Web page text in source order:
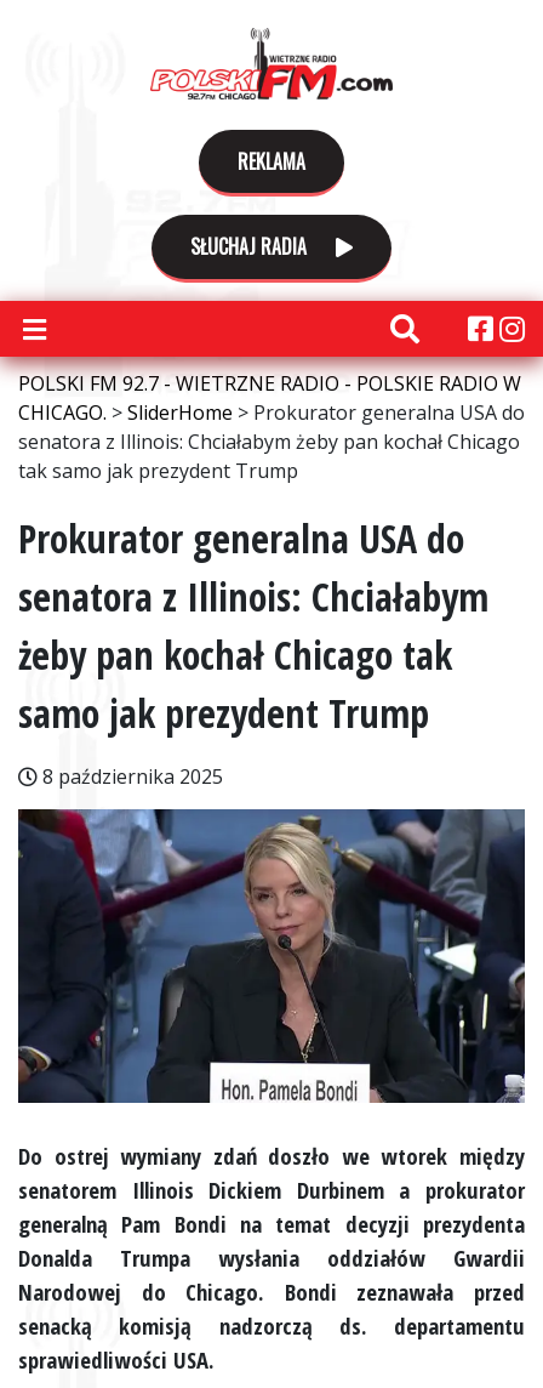
REKLAMA
SŁUCHAJ RADIA
POLSKI FM 92.7 - WIETRZNE RADIO - POLSKIE RADIO W
CHICAGO. >SliderHome > Prokurator generalna USA do
senatora z Illinois: Chciałabym żeby pan kochał Chicago
tak samo jak prezydent Trump
Prokurator generalna USA do
senatora z Illinois: Chciałabym
żeby pan kochał Chicago tak
samo jak prezydent Trump
8 października 2025
Do ostrej wymiany zdań doszło we wtorek między
senatorem Illinois Dickiem Durbinem a prokurator
generalną Pam Bondi na temat decyzji prezydenta
Donalda Trumpa wysłania oddziałów Gwardii
Narodowej do Chicago. Bondi zeznawała przed
senacką komisją nadzorczą ds. departamentu
sprawiedliwości USA.